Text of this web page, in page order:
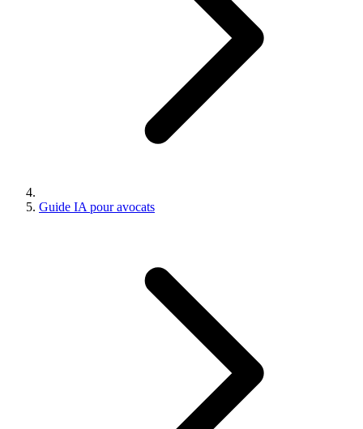
Guide IA pour avocats